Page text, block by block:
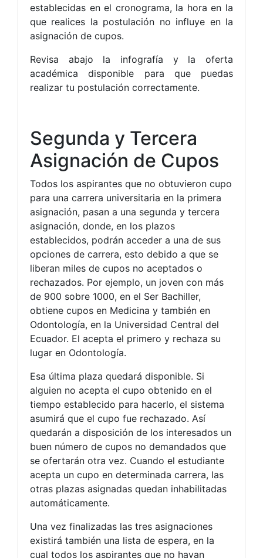
establecidas en el cronograma, la hora en la
que realices la postulación no influye en la
asignación de cupos.
Revisa abajo la infografía y la oferta
académica disponible para que puedas
realizar tu postulación correctamente.
Segunda y Tercera
Asignación de Cupos
Todos los aspirantes que no obtuvieron cupo
para una carrera universitaria en la primera
asignación, pasan a una segunda y tercera
asignación, donde, en los plazos
establecidos, podrán acceder a una de sus
opciones de carrera, esto debido a que se
liberan miles de cupos no aceptados o
rechazados. Por ejemplo, un joven con más
de 900 sobre 1000, en el Ser Bachiller,
obtiene cupos en Medicina y también en
Odontología, en la Universidad Central del
Ecuador. El acepta el primero y rechaza su
lugar en Odontología.
Esa última plaza quedará disponible. Si
alguien no acepta el cupo obtenido en el
tiempo establecido para hacerlo, el sistema
asumirá que el cupo fue rechazado. Así
quedarán a disposición de los interesados un
buen número de cupos no demandados que
se ofertarán otra vez. Cuando el estudiante
acepta un cupo en determinada carrera, las
otras plazas asignadas quedan inhabilitadas
automáticamente.
Una vez finalizadas las tres asignaciones
existirá también una lista de espera, en la
cual todos los aspirantes que no hayan